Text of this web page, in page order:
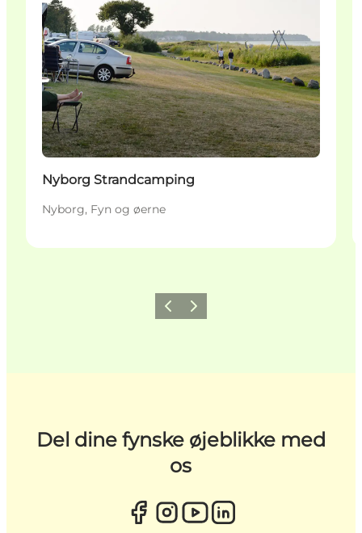
Nyborg Strandcamping
Nyborg, Fyn og øerne
ForrigeNæste
Del dine fynske øjeblikke med
os